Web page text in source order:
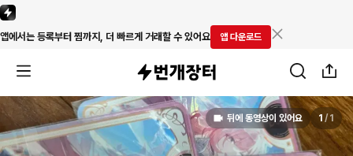
앱에서는 등록부터 찜까지, 더 빠르게 거래할 수 있어요 앱 다운로드
뒤에 동영상이 있어요 1 / 1